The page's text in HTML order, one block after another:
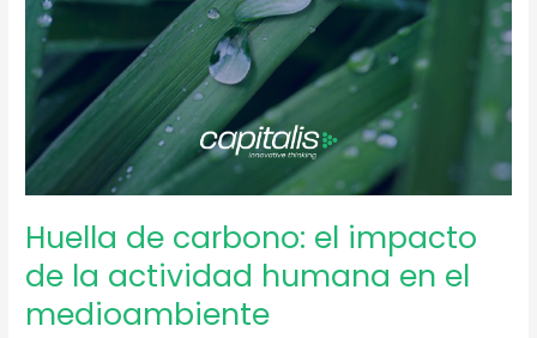
Huella de carbono: el impacto
de la actividad humana en el
medioambiente
de
actividad
humana
medioambiente